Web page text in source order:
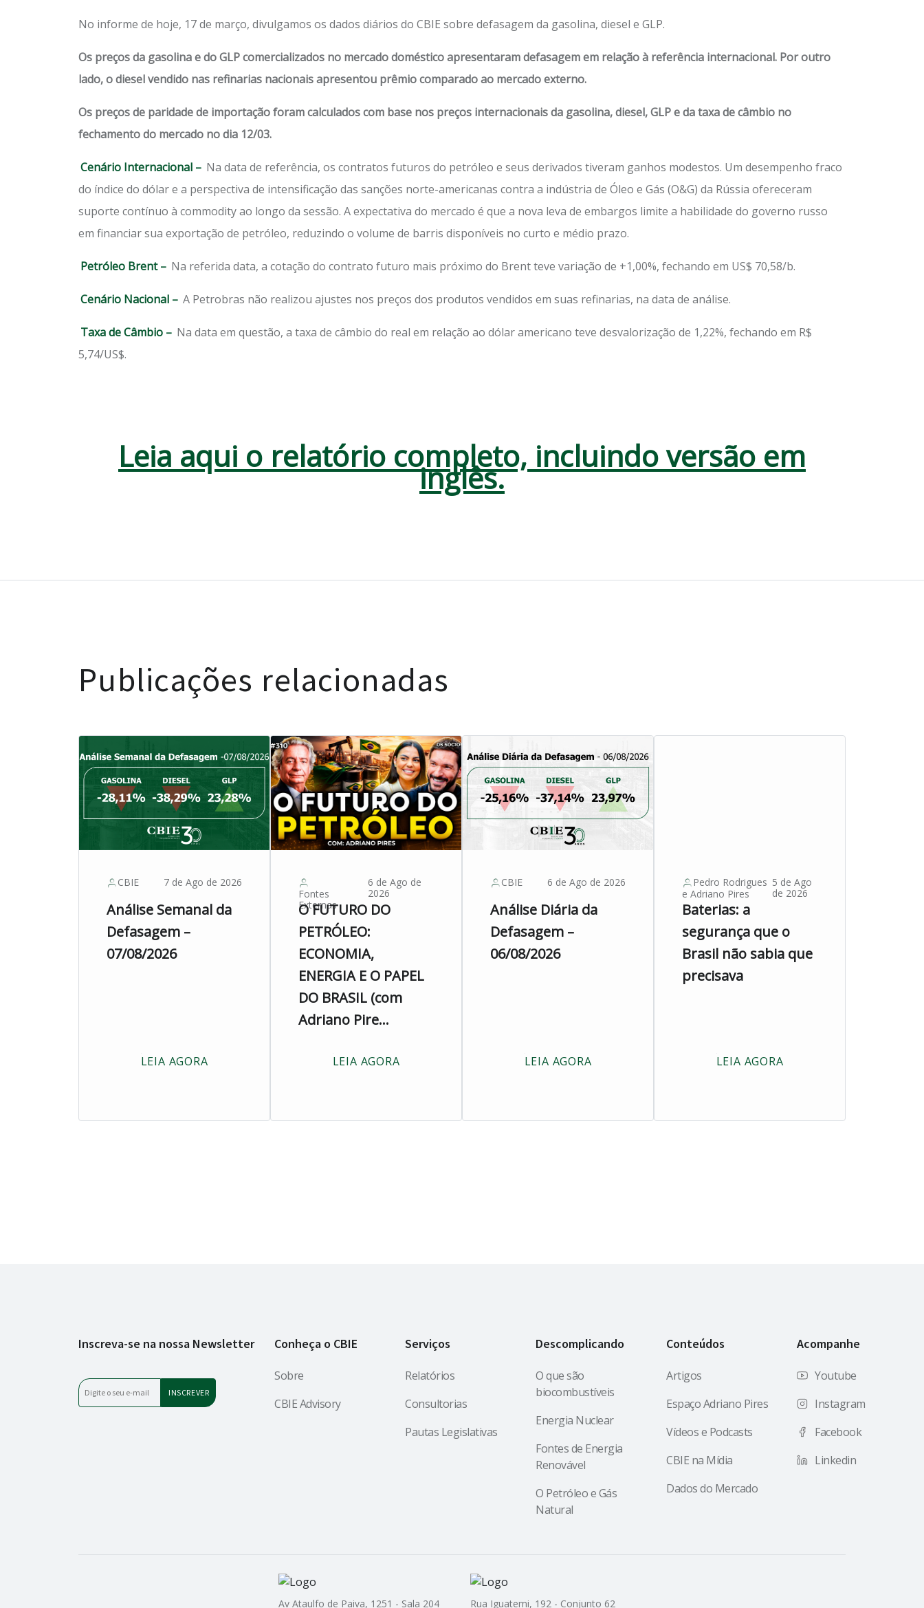
No informe de hoje, 17 de março, divulgamos os dados diários do CBIE sobre defasagem da gasolina, diesel e GLP.
Os preços da gasolina e do GLP comercializados no mercado doméstico apresentaram defasagem em relação à referência internacional. Por outro
lado, o diesel vendido nas refinarias nacionais apresentou prêmio comparado ao mercado externo.
Os preços de paridade de importação foram calculados com base nos preços internacionais da gasolina, diesel, GLP e da taxa de câmbio no
fechamento do mercado no dia 12/03.
Cenário Internacional – Na data de referência, os contratos futuros do petróleo e seus derivados tiveram ganhos modestos. Um desempenho fraco
do índice do dólar e a perspectiva de intensificação das sanções norte-americanas contra a indústria de Óleo e Gás (O&G) da Rússia ofereceram
suporte contínuo à commodity ao longo da sessão. A expectativa do mercado é que a nova leva de embargos limite a habilidade do governo russo
em financiar sua exportação de petróleo, reduzindo o volume de barris disponíveis no curto e médio prazo.
Petróleo Brent – Na referida data, a cotação do contrato futuro mais próximo do Brent teve variação de +1,00%, fechando em US$ 70,58/b.
Cenário Nacional – A Petrobras não realizou ajustes nos preços dos produtos vendidos em suas refinarias, na data de análise.
Taxa de Câmbio – Na data em questão, a taxa de câmbio do real em relação ao dólar americano teve desvalorização de 1,22%, fechando em R$
5,74/US$.
Leia aqui o relatório completo, incluindo versão em
inglês.
Publicações relacionadas
CBIE 7 de Ago de 2026
Análise Semanal da
Defasagem –
07/08/2026
LEIA AGORA
Fontes
Externas
6 de Ago de
2026
O FUTURO DO
PETRÓLEO:
ECONOMIA,
ENERGIA E O PAPEL
DO BRASIL (com
Adriano Pire...
LEIA AGORA
CBIE 6 de Ago de 2026
Análise Diária da
Defasagem –
06/08/2026
LEIA AGORA
Pedro Rodrigues
e Adriano Pires
5 de Ago
de 2026
Baterias: a
segurança que o
Brasil não sabia que
precisava
LEIA AGORA
Inscreva-se na nossa Newsletter Conheça o CBIE
Sobre
CBIE Advisory
Serviços
Relatórios
Consultorias
Pautas Legislativas
Descomplicando
O que são
biocombustíveis
Energia Nuclear
Fontes de Energia
Renovável
O Petróleo e Gás
Natural
Conteúdos
Artigos
Espaço Adriano Pires
Vídeos e Podcasts
CBIE na Mídia
Dados do Mercado
Acompanhe
Youtube
Instagram
Facebook
Linkedin
Av Ataulfo de Paiva, 1251 - Sala 204 Rua Iguatemi, 192 - Conjunto 62